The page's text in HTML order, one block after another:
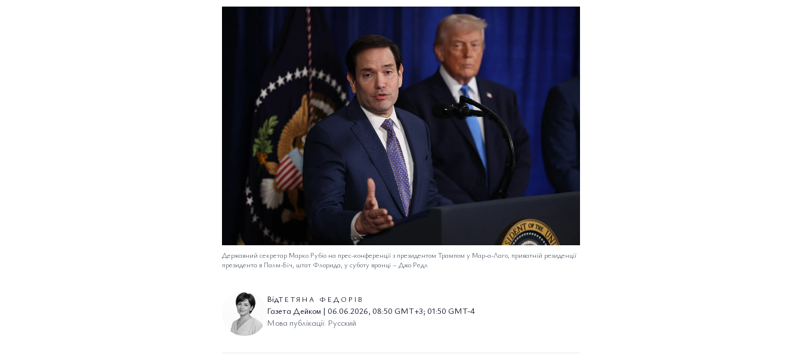
Державний секретар Марко Рубіо на прес-конференції з президентом Трампом у Мар-а-Лаго, приватній резиденції
президента в Палм-Біч, штат Флорида, у суботу вранці – Джо Редл
ВідТЕТЯНА ФЕДОРІВ
Газета Дейком | 06.06.2026, 08:50 GMT+3; 01:50 GMT-4
Мова публікації: Русский